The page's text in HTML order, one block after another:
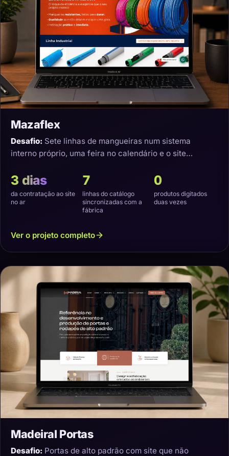
Mazaflex
Desafio: Sete linhas de mangueiras num sistema
interno próprio, uma feira no calendário e o site
3 dias
da contratação ao site
no ar
7
linhas do catálogo
sincronizadas com a
fábrica
0
produtos digitados
duas vezes
Ver o projeto completo
Madeiral Portas
Desafio: Portas de alto padrão com site que não